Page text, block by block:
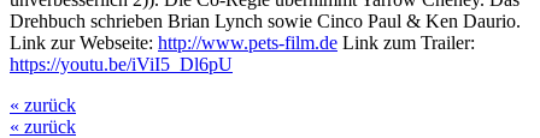
Drehbuch schrieben Brian Lynch sowie Cinco Paul & Ken Daurio.
Link zur Webseite: http://www.pets-film.de Link zum Trailer:
https://youtu.be/iViI5_Dl6pU
« zurück
« zurück